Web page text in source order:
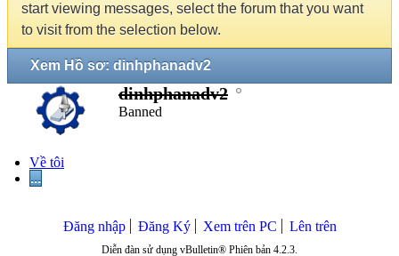
start viewing messages, select the forum that you want
to visit from the selection below.
Xem Hồ sơ: dinhphanadv2
dinhphanadv2
Banned
Về tôi
...
Đăng nhập Đăng Ký Xem trên PC Lên trên
Diễn đàn sử dụng vBulletin® Phiên bản 4.2.3.